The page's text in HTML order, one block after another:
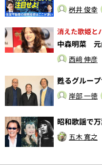
桝井 俊幸
消えた歌姫と
中森明菜 元
西﨑 伸彦
甦るグルー
岸部 一徳
昭和歌謡で
五木 寛之